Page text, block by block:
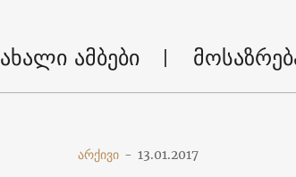
ახალი ამბები
არქივი - 13.01.2017